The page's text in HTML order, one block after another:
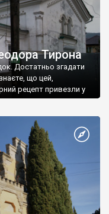
Тирона
Достатньо згадати
що цей,
рецепт привезли у